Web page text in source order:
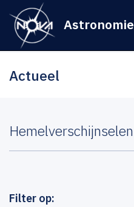
Astronomie
Actueel
Hemelverschijnselen
Filter op: